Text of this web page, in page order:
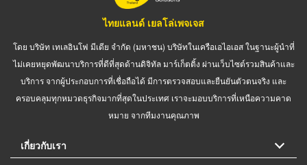
ไทยแลนด์ เยลโล่เพจเจส
โดย บริษัท เทเลอินโฟ มีเดีย จำกัด (มหาชน) บริษัทในเครือเอไอเอส ในฐานะผู้นำที่
ไม่เคยหยุดพัฒนาบริการที่ดีที่สุดด้านดิจิทัล มาร์เก็ตติ้ง ผ่านเว็บไซต์รวมสินค้าและ
บริการ จากผู้ประกอบการที่เชื่อถือได้ มีการตรวจสอบและยืนยันตัวตนจริง และ
ครอบคลุมทุกหมวดธุรกิจมากที่สุดในประเทศ เราจะมอบบริการที่เหนือความคาด
หมาย จากทีมงานคุณภาพ
เกี่ยวกับเรา